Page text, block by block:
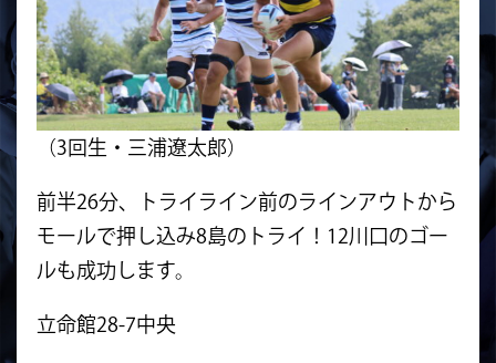
（3回生・三浦遼太郎）
前半26分、トライライン前のラインアウトから
モールで押し込み8島のトライ！12川口のゴー
ルも成功します。
立命館28-7中央